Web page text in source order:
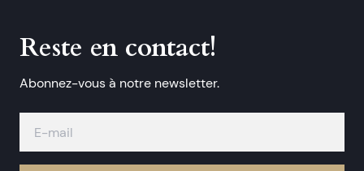
Reste en contact!
Abonnez-vous à notre newsletter.